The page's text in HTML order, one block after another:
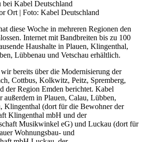
Ort | Foto: Kabel Deutschland
diese Woche in mehreren Regionen den
Internet mit Bandbreiten bis zu 100
Haushalte in Plauen, Klingenthal,
Lübbenau und Vetschau erhältlich.
bereits über die Modernisierung der
Cottbus, Kolkwitz, Peitz, Spremberg,
der Region Emden berichtet. Kabel
außerdem in Plauen, Calau, Lübben,
Klingenthal (dort für die Bewohner der
Klingenthal mbH und der
Musikwinkel eG) und Luckau (dort für
Wohnungsbau- und